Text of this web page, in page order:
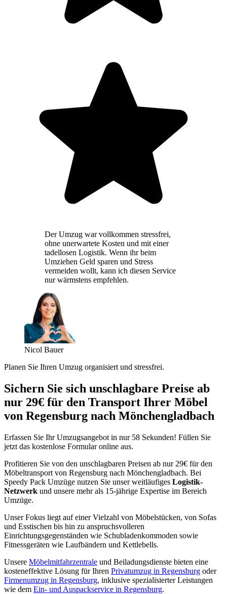
Der Umzug war vollkommen stressfrei,
ohne unerwartete Kosten und mit einer
tadellosen Logistik. Wenn ihr beim
Umziehen Geld sparen und Stress
vermeiden wollt, kann ich diesen Service
nur wärmstens empfehlen.
Nicol Bauer
Planen Sie Ihren Umzug organisiert und stressfrei.
Sichern Sie sich unschlagbare Preise ab
nur 29€ für den Transport Ihrer Möbel
von Regensburg nach Mönchengladbach
Erfassen Sie Ihr Umzugsangebot in nur 58 Sekunden! Füllen Sie
jetzt das kostenlose Formular online aus.
Profitieren Sie von den unschlagbaren Preisen ab nur 29€ für den
Möbeltransport von Regensburg nach Mönchengladbach. Bei
Speedy Pack Umzüge nutzen Sie unser weitläufiges Logistik-
Netzwerk und unsere mehr als 15-jährige Expertise im Bereich
Umzüge.
Unser Fokus liegt auf einer Vielzahl von Möbelstücken, von Sofas
und Esstischen bis hin zu anspruchsvolleren
Einrichtungsgegenständen wie Schubladenkommoden sowie
Fitnessgeräten wie Laufbändern und Kettlebells.
Unsere Möbelmitfahrzentrale und Beiladungsdienste bieten eine
kosteneffektive Lösung für Ihren Privatumzug in Regensburg oder
Firmenumzug in Regensburg, inklusive spezialisierter Leistungen
wie dem Ein- und Auspackservice in Regensburg.